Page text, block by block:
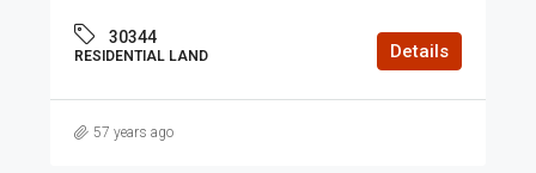
30344
RESIDENTIAL LAND Details
57 years ago